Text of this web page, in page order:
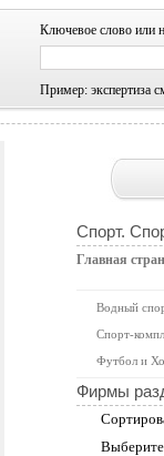
Ключевое слово или
Пример: экспертиза
Спорт.
Главная
Водный
Спорт-
Футбол и
Фирмы